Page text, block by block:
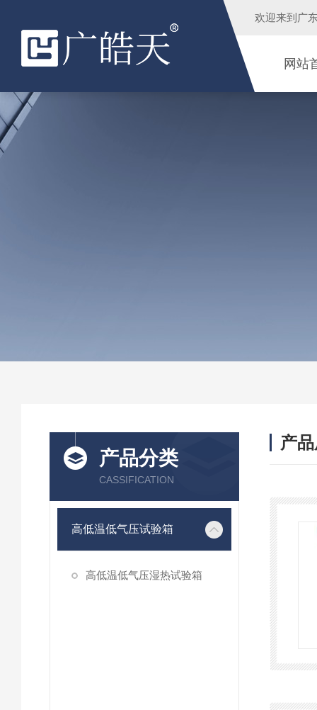
欢迎来到 广
网站
产品分类
CASSIFICATION
高低温低气压试验箱
高低温低气压湿热试验箱
产